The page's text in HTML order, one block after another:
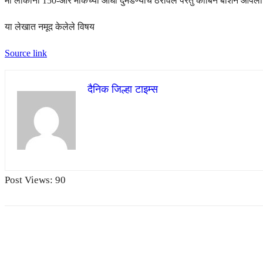
या लेखात नमूद केलेले विषय
Source link
दैनिक जिल्हा टाइम्स
Post Views: 90